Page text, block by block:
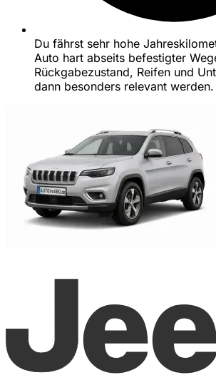
Du fährst sehr hohe
Auto hart abseits befestigter
Rückgabezustand, Reifen und
dann besonders relevant werden.